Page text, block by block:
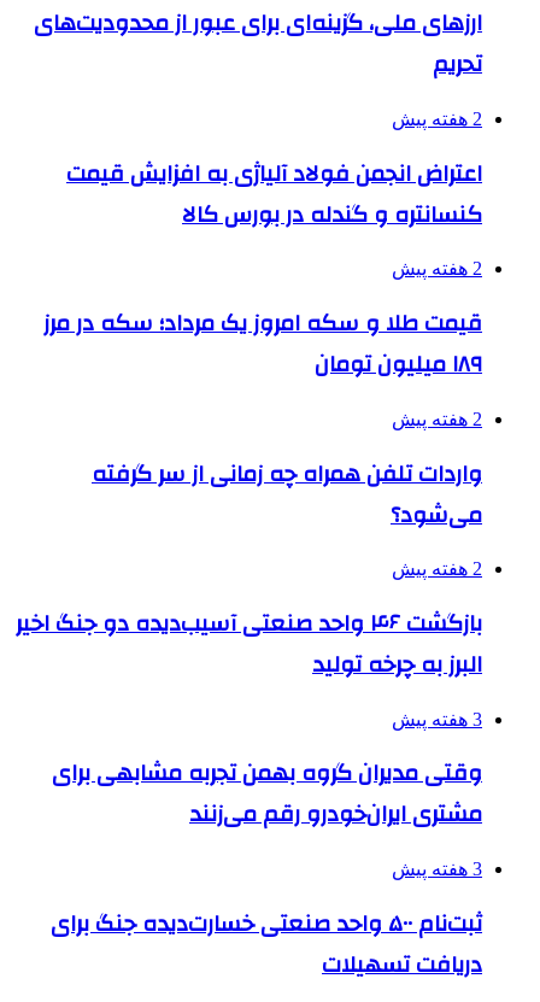
ارزهای ملی، گزینه‌ای برای عبور از محدودیت‌های
تحریم
2 هفته پیش
اعتراض انجمن فولاد آلیاژی به افزایش قیمت
کنسانتره و گندله در بورس کالا
2 هفته پیش
قیمت طلا و سکه امروز یک مرداد؛ سکه در مرز
۱۸۹ میلیون تومان
2 هفته پیش
واردات تلفن همراه چه زمانی از سر گرفته
می‌شود؟
2 هفته پیش
بازگشت ۴۶ واحد صنعتی آسیب‌دیده دو جنگ اخیر
البرز به چرخه تولید
3 هفته پیش
وقتی مدیران گروه بهمن تجربه مشابهی برای
مشتری ایران‌خودرو رقم می‌زنند
3 هفته پیش
ثبت‌نام ۵۰۰ واحد صنعتی خسارت‌دیده جنگ برای
دریافت تسهیلات